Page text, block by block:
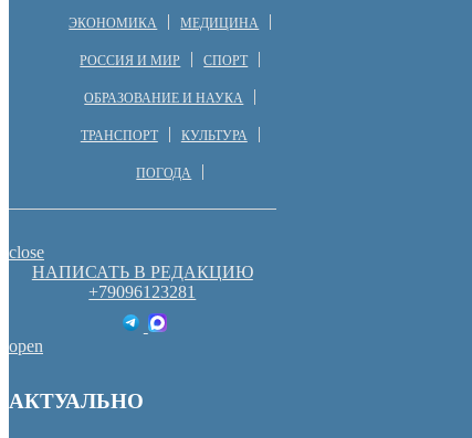
ЭКОНОМИКА МЕДИЦИНА
РОССИЯ И МИР СПОРТ
ОБРАЗОВАНИЕ И НАУКА
ТРАНСПОРТ КУЛЬТУРА
ПОГОДА
close
НАПИСАТЬ В РЕДАКЦИЮ
+79096123281
open
АКТУАЛЬНО